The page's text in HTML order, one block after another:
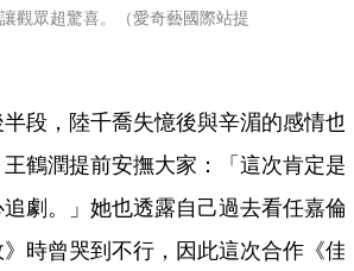
觀眾超驚喜。（愛奇藝國際站提
段，陸千喬失憶後與辛湄的感情也
鶴潤提前安撫大家：「這次肯定是
劇。」她也透露自己過去看任嘉倫
時曾哭到不行，因此這次合作《佳